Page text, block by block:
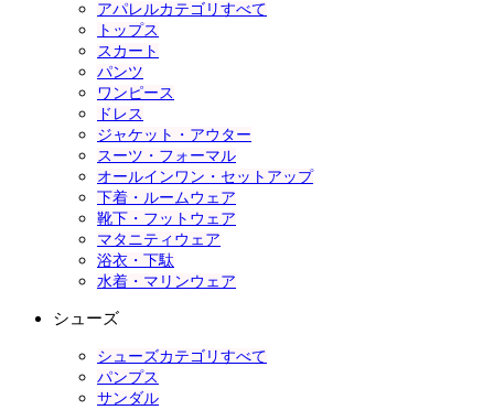
アパレルカテゴリすべて
トップス
スカート
パンツ
ワンピース
ドレス
ジャケット・アウター
スーツ・フォーマル
オールインワン・セットアップ
下着・ルームウェア
靴下・フットウェア
マタニティウェア
浴衣・下駄
水着・マリンウェア
シューズ
シューズカテゴリすべて
パンプス
サンダル